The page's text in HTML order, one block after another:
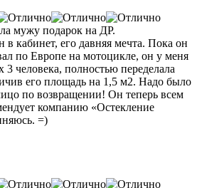
мужу подарок на ДР.
в кабинет, его давняя мечта. Пока он
по Европе на мотоцикле, он у меня
3 человека, полностью переделала
его площадь на 1,5 м2. Надо было
по возвращении! Он теперь всем
компанию «Остекление
=)